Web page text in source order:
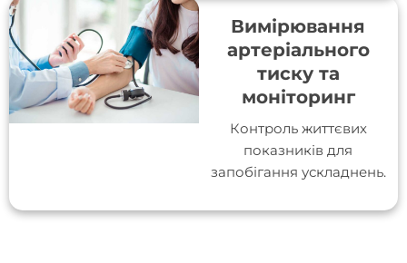
Вимірювання
артеріального
тиску та
моніторинг
Контроль життєвих
показників для
запобігання ускладнень.